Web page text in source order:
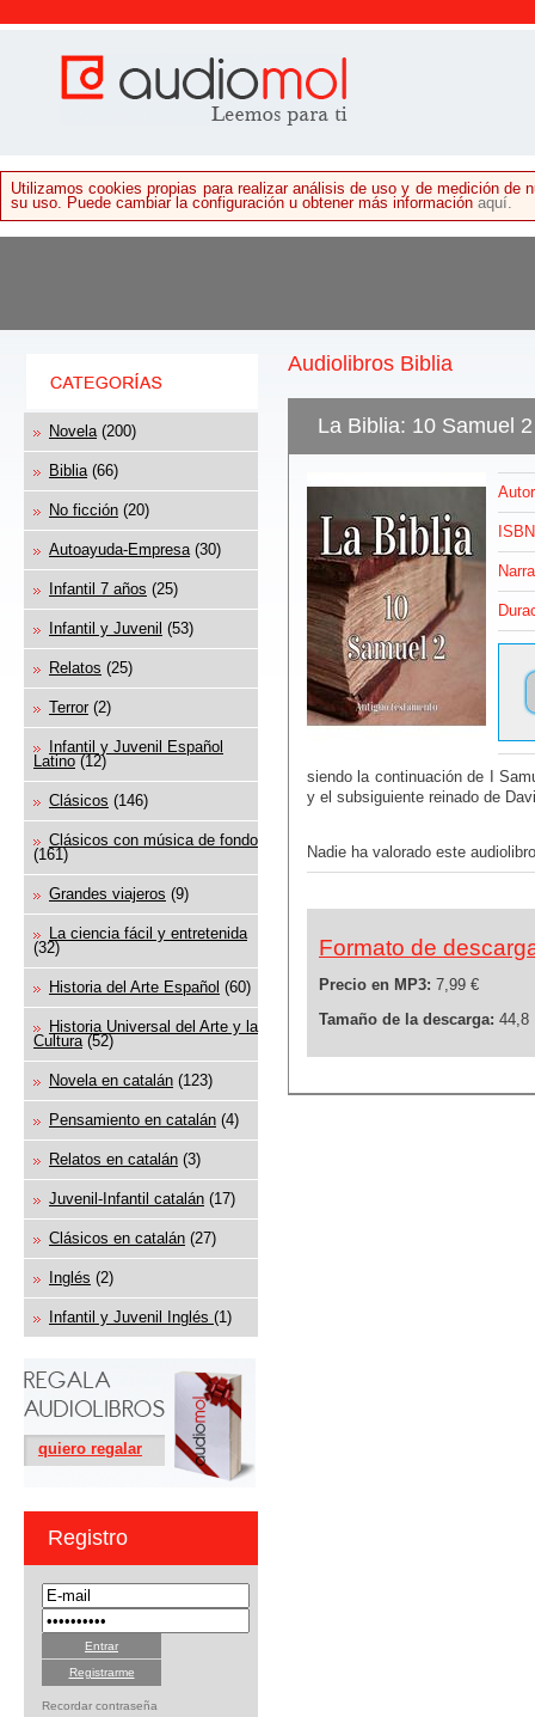
Utilizamos cookies propias para realizar análisis de uso y de medición de
su uso. Puede cambiar la configuración u obtener más información aquí.
Novela (200)
Biblia (66)
No ficción (20)
Autoayuda-Empresa (30)
Infantil 7 años (25)
Infantil y Juvenil (53)
Relatos (25)
Terror (2)
Infantil y Juvenil Español
Latino(12)
Clásicos (146)
Clásicos con música de fondo
(161)
Grandes viajeros (9)
La ciencia fácil y entretenida
(32)
Historia del Arte Español (60)
Historia Universal del Arte y la
Cultura(52)
Novela en catalán (123)
Pensamiento en catalán (4)
Relatos en catalán (3)
Juvenil-Infantil catalán (17)
Clásicos en catalán (27)
Inglés (2)
Infantil y Juvenil Inglés (1)
quiero regalar
Registro
Registrarme
Recordar contraseña
Audiolibros Biblia
La Biblia: 10 Samuel 2
siendo la continuación de I
y el subsiguiente reinado de
Nadie ha valorado este
Formato de
Precio en MP3: 7,99 €
Tamaño de la descarga: 44,8